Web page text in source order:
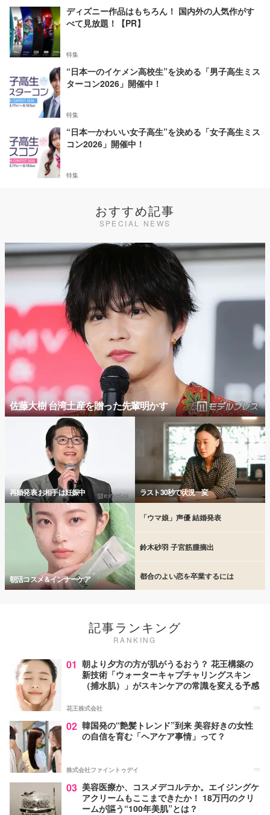
ディズニー作品はもちろん！ 国内外の人気作がす
べて見放題！【PR】
特集
“日本一のイケメン高校生”を決める「男子高生ミス
ターコン2026」開催中！
特集
“日本一かわいい女子高生”を決める「女子高生ミス
コン2026」開催中！
特集
おすすめ記事
SPECIAL NEWS
佐藤大樹 台湾土産を贈った先輩明かす
再婚発表 お相手は妊娠中 ラスト30秒で状況一変
朝活コスメ＆インナーケア
「ウマ娘」声優 結婚発表
鈴木砂羽 子宮筋腫摘出
都合のよい恋を卒業するには
記事ランキング
RANKING
01 朝より夕方の方が肌がうるおう？ 花王構築の
新技術「ウォーターキャプチャリングスキン
（捕水肌）」がスキンケアの常識を変える予感
花王株式会社 PR
02 韓国発の“艶髪トレンド”到来 美容好きの女性
の自信を育む「ヘアケア事情」って？
株式会社ファイントゥデイ PR
03 美容医療か、コスメデコルテか。エイジングケ
アクリームもここまできたか！ 18万円のクリ
ームが謳う“100年美肌”とは？